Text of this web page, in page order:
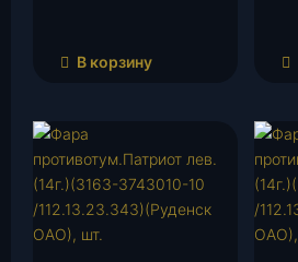
В корзину